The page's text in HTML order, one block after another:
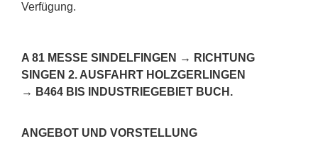
Verfügung.
A 81 MESSE SINDELFINGEN → RICHTUNG
SINGEN 2. AUSFAHRT HOLZGERLINGEN
→ B464 BIS INDUSTRIEGEBIET BUCH.
ANGEBOT UND VORSTELLUNG